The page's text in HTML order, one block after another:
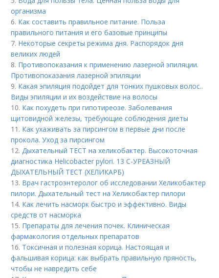
организма
6. Как составить правильное питание. Польза
правильного питания и его базовые принципы
7. Некоторые секреты режима дня. Распорядок дня
великих людей
8. Противопоказания к применению лазерной эпиляции.
Противопоказания лазерной эпиляции
9. Какая эпиляция подойдет для тонких пушковых волос..
Виды эпиляции и их воздействие на волосы
10. Как похудеть при гипотиреозе. Заболевания
щитовидной железы, требующие соблюдения диеты
11. Как ухаживать за пирсингом в первые дни после
прокола. Уход за пирсингом
12. Дыхательный ТЕСТ на хеликобактер. Высокоточная
диагностика Helicobacter pylori. 13 C-УРЕАЗНЫЙ
ДЫХАТЕЛЬНЫЙ ТЕСТ (ХЕЛИКАРБ)
13. Врач гастроэнтеролог об исследовании Хеликобактер
пилори. Дыхательный тест на Хеликобактер пилори
14. Как лечить насморк быстро и эффективно. Виды
средств от насморка
15. Препараты для лечения почек. Клиническая
фармакология отдельных препаратов
16. Токсичная и полезная корица. Настоящая и
фальшивая корица: как выбрать правильную пряность,
чтобы не навредить себе